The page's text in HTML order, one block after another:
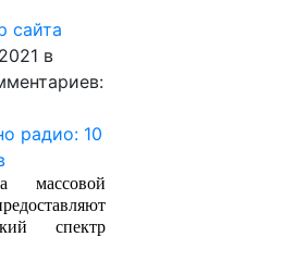
сайта
в
массовой
спектр